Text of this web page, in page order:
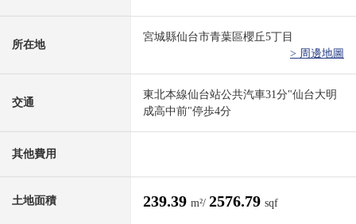
所在地
宮城縣仙台市青葉區櫻丘5丁目
> 周邊地圖
交通
東北本線仙台站公共汽車31分"仙台大明
成高中前"停歩4分
其他費用
土地面積 239.39 m²/ 2576.79 sqf